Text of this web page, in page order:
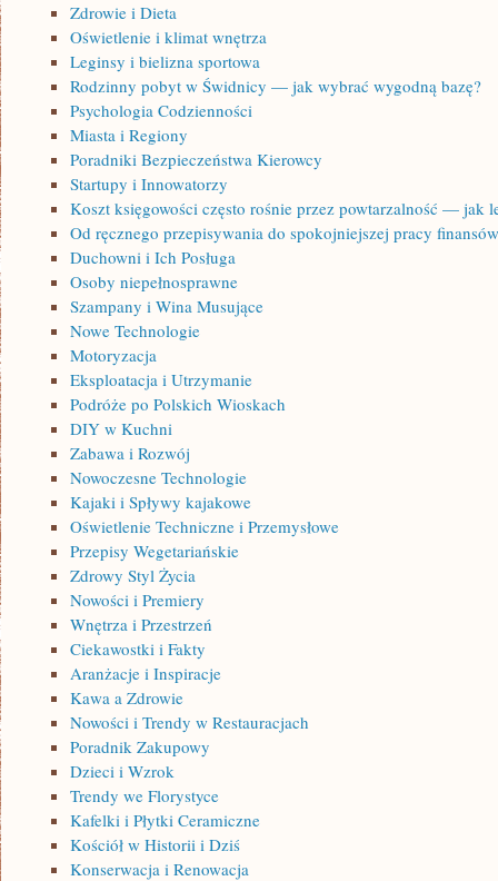
Zdrowie i Dieta
Oświetlenie i klimat wnętrza
Leginsy i bielizna sportowa
Rodzinny pobyt w Świdnicy — jak wybrać wygodną bazę?
Psychologia Codzienności
Miasta i Regiony
Poradniki Bezpieczeństwa Kierowcy
Startupy i Innowatorzy
Koszt księgowości często rośnie przez powtarzalność — jak
Od ręcznego przepisywania do spokojniejszej pracy finansów
Duchowni i Ich Posługa
Osoby niepełnosprawne
Szampany i Wina Musujące
Nowe Technologie
Motoryzacja
Eksploatacja i Utrzymanie
Podróże po Polskich Wioskach
DIY w Kuchni
Zabawa i Rozwój
Nowoczesne Technologie
Kajaki i Spływy kajakowe
Oświetlenie Techniczne i Przemysłowe
Przepisy Wegetariańskie
Zdrowy Styl Życia
Nowości i Premiery
Wnętrza i Przestrzeń
Ciekawostki i Fakty
Aranżacje i Inspiracje
Kawa a Zdrowie
Nowości i Trendy w Restauracjach
Poradnik Zakupowy
Dzieci i Wzrok
Trendy we Florystyce
Kafelki i Płytki Ceramiczne
Kościół w Historii i Dziś
Konserwacja i Renowacja